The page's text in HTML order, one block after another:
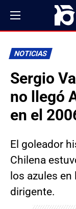
NOTICIAS
Sergio
no llegó
en el
El goleador
Chilena
los azules
dirigente.